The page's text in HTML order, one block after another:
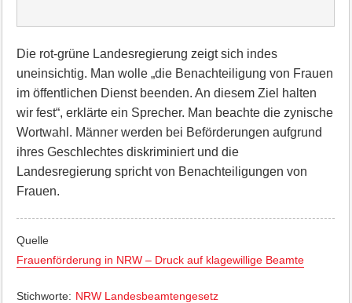
Die rot-grüne Landesregierung zeigt sich indes
uneinsichtig. Man wolle „die Benachteiligung von Frauen
im öffentlichen Dienst beenden. An diesem Ziel halten
wir fest“, erklärte ein Sprecher. Man beachte die zynische
Wortwahl. Männer werden bei Beförderungen aufgrund
ihres Geschlechtes diskriminiert und die
Landesregierung spricht von Benachteiligungen von
Frauen.
Quelle
Frauenförderung in NRW – Druck auf klagewillige Beamte
Stichworte: NRW Landesbeamtengesetz